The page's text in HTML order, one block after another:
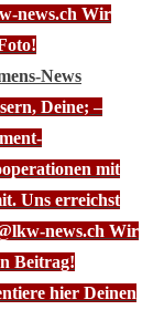
news.ch Wir
News
Deine; –
mit
Uns erreichst
news.ch Wir
Beitrag!
hier Deinen